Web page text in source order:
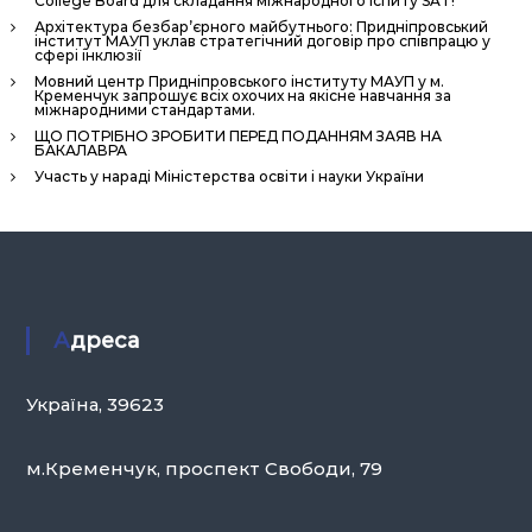
Архітектура безбар’єрного майбутнього: Придніпровський
інститут МАУП уклав стратегічний договір про співпрацю у
сфері інклюзії
Мовний центр Придніпровського інституту МАУП у м.
Кременчук запрошує всіх охочих на якісне навчання за
міжнародними стандартами.
ЩО ПОТРІБНО ЗРОБИТИ ПЕРЕД ПОДАННЯМ ЗАЯВ НА
БАКАЛАВРА
Участь у нараді Міністерства освіти і науки України
Адреса
Україна, 39623
м.Кременчук, проспект Свободи, 79